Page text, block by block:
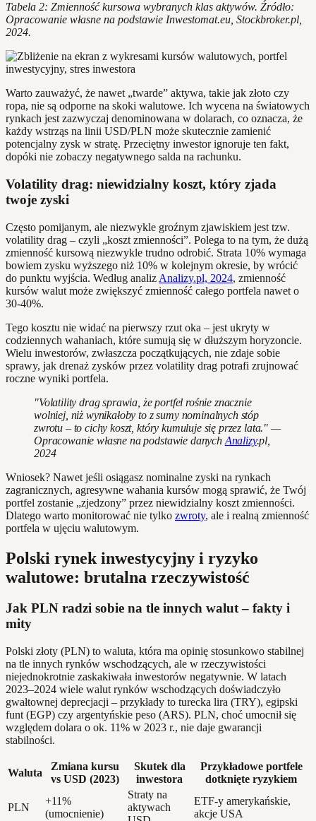
Tabela 2: Zmienność kursowa wybranych klas aktywów. Źródło:
Opracowanie własne na podstawie Inwestomat.eu, Stockbroker.pl,
2024.
Warto zauważyć, że nawet „twarde” aktywa, takie jak złoto czy
ropa, nie są odporne na skoki walutowe. Ich wycena na światowych
rynkach jest zazwyczaj denominowana w dolarach, co oznacza, że
każdy wstrząs na linii USD/PLN może skutecznie zamienić
potencjalny zysk w stratę. Przeciętny inwestor ignoruje ten fakt,
dopóki nie zobaczy negatywnego salda na rachunku.
Volatility drag: niewidzialny koszt, który zjada
twoje zyski
Często pomijanym, ale niezwykle groźnym zjawiskiem jest tzw.
volatility drag – czyli „koszt zmienności”. Polega to na tym, że dużą
zmienność kursową niezwykle trudno odrobić. Strata 10% wymaga
bowiem zysku wyższego niż 10% w kolejnym okresie, by wrócić
do punktu wyjścia. Według analiz Analizy.pl, 2024, zmienność
kursów walut może zwiększyć zmienność całego portfela nawet o
30-40%.
Tego kosztu nie widać na pierwszy rzut oka – jest ukryty w
codziennych wahaniach, które sumują się w dłuższym horyzoncie.
Wielu inwestorów, zwłaszcza początkujących, nie zdaje sobie
sprawy, jak drenaż zysków przez volatility drag potrafi zrujnować
roczne wyniki portfela.
"Volatility drag sprawia, że portfel rośnie znacznie
wolniej, niż wynikałoby to z sumy nominalnych stóp
zwrotu – to cichy koszt, który kumuluje się przez lata." —
Opracowanie własne na podstawie danych Analizy.pl,
2024
Wniosek? Nawet jeśli osiągasz nominalne zyski na rynkach
zagranicznych, agresywne wahania kursów mogą sprawić, że Twój
portfel zostanie „zjedzony” przez niewidzialny koszt zmienności.
Dlatego warto monitorować nie tylko zwroty, ale i realną zmienność
portfela w ujęciu walutowym.
Polski rynek inwestycyjny i ryzyko
walutowe: brutalna rzeczywistość
Jak PLN radzi sobie na tle innych walut – fakty i
mity
Polski złoty (PLN) to waluta, która ma opinię stosunkowo stabilnej
na tle innych rynków wschodzących, ale w rzeczywistości
niejednokrotnie zaskakiwała inwestorów negatywnie. W latach
2023–2024 wiele walut rynków wschodzących doświadczyło
gwałtownej deprecjacji – przykłady to turecka lira (TRY), egipski
funt (EGP) czy argentyńskie peso (ARS). PLN, choć umocnił się
względem dolara o ok. 11% w 2023 r., nie daje gwarancji
stabilności.
Waluta
Zmiana kursu
vs USD (2023)
Skutek dla
inwestora
Przykładowe portfele
dotknięte ryzykiem
PLN
+11%
(umocnienie)
Straty na
aktywach
ETF-y amerykańskie,
akcje USA